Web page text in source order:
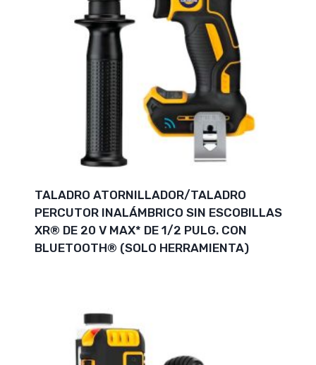
TALADRO ATORNILLADOR/TALADRO
PERCUTOR INALÁMBRICO SIN ESCOBILLAS
XR® DE 20 V MAX* DE 1/2 PULG. CON
BLUETOOTH® (SOLO HERRAMIENTA)